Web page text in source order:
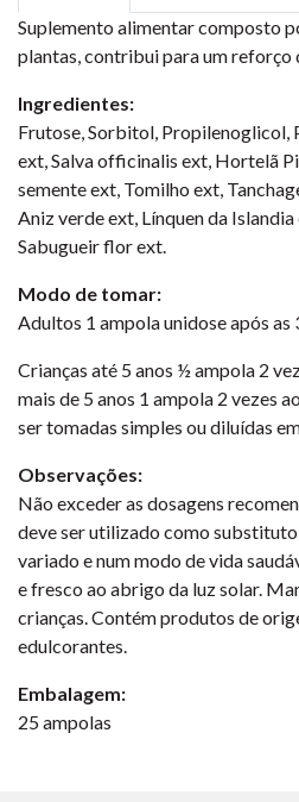
Suplemento alimentar composto
plantas, contribui para um reforço
Ingredientes:
Frutose, Sorbitol, Propilenoglicol,
ext, Salva officinalis ext, Hortelã
semente ext, Tomilho ext,
Aniz verde ext, Línquen da
Sabugueir flor ext.
Modo de tomar:
Adultos 1 ampola unidose após
Crianças até 5 anos ½ ampola 2
mais de 5 anos 1 ampola 2 vezes
ser tomadas simples ou diluídas
Observações:
Não exceder as dosagens
deve ser utilizado como
variado e num modo de vida
e fresco ao abrigo da luz solar.
crianças. Contém produtos de
edulcorantes.
Embalagem:
25 ampolas